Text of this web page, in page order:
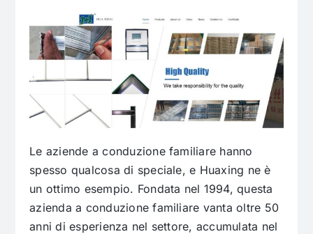
Le aziende a conduzione familiare hanno
spesso qualcosa di speciale, e Huaxing ne è
un ottimo esempio. Fondata nel 1994, questa
azienda a conduzione familiare vanta oltre 50
anni di esperienza nel settore, accumulata nel